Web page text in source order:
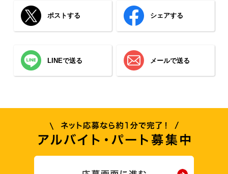
ポストする シェアする
LINEで送る メールで送る